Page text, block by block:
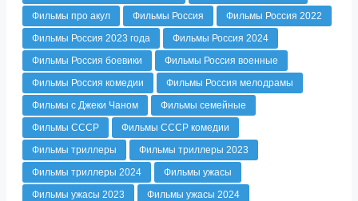
Фильмы про акул
Фильмы Россия
Фильмы Россия 2022
Фильмы Россия 2023 года
Фильмы Россия 2024
Фильмы Россия боевики
Фильмы Россия военные
Фильмы Россия комедии
Фильмы Россия мелодрамы
Фильмы с Джеки Чаном
Фильмы семейные
Фильмы СССР
Фильмы СССР комедии
Фильмы триллеры
Фильмы триллеры 2023
Фильмы триллеры 2024
Фильмы ужасы
Фильмы ужасы 2023
Фильмы ужасы 2024